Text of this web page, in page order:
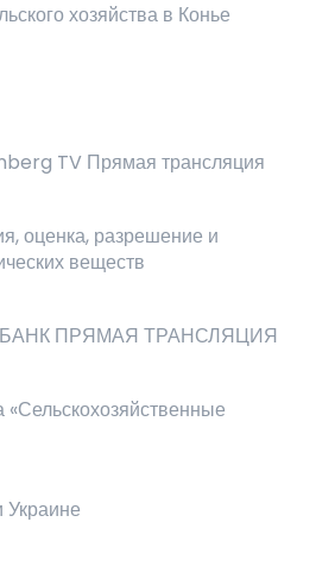
хозяйства в Конье
TV Прямая трансляция
оценка, разрешение и
веществ
ПРЯМАЯ ТРАНСЛЯЦИЯ
Украине